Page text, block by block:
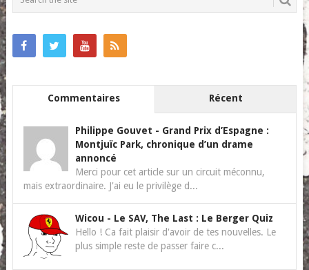
Commentaires Récent
Philippe Gouvet - Grand Prix d’Espagne :
Montjuïc Park, chronique d’un drame
annoncé
Merci pour cet article sur un circuit méconnu,
mais extraordinaire. J'ai eu le privilège d...
Wicou - Le SAV, The Last : Le Berger Quiz
Hello ! Ca fait plaisir d'avoir de tes nouvelles. Le
plus simple reste de passer faire c...